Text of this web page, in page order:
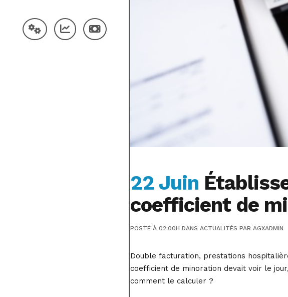
22 Juin
coefficient de
POSTÉ À 02:00H DANS ACTUALITÉS PAR AGXADMIN
Double facturation, prestations
coefficient de minoration devait voir le
comment le calculer ?